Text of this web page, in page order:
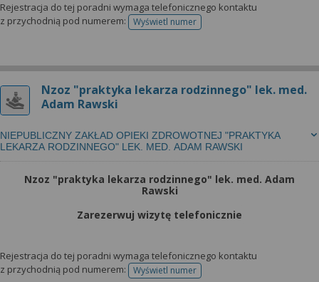
Rejestracja do tej poradni wymaga telefonicznego kontaktu
z przychodnią pod numerem:
Wyświetl numertelefonu do rejestracji
Nzoz "praktyka lekarza rodzinnego" lek. med.
Adam Rawski
NIEPUBLICZNY ZAKŁAD OPIEKI ZDROWOTNEJ "PRAKTYKA
LEKARZA RODZINNEGO" LEK. MED. ADAM RAWSKI
Nzoz "praktyka lekarza rodzinnego" lek. med. Adam
Rawski
Zarezerwuj wizytę telefonicznie
Rejestracja do tej poradni wymaga telefonicznego kontaktu
z przychodnią pod numerem:
Wyświetl numertelefonu do rejestracji